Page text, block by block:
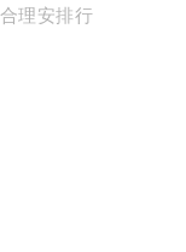
理安排行